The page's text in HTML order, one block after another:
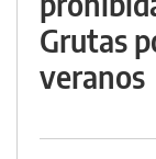
Grutas
veranos